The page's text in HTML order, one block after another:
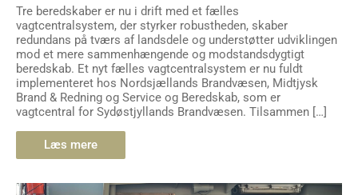
Tre beredskaber er nu i drift med et fælles
vagtcentralsystem, der styrker robustheden, skaber
redundans på tværs af landsdele og understøtter udviklingen
mod et mere sammenhængende og modstandsdygtigt
beredskab. Et nyt fælles vagtcentralsystem er nu fuldt
implementeret hos Nordsjællands Brandvæsen, Midtjysk
Brand & Redning og Service og Beredskab, som er
vagtcentral for Sydøstjyllands Brandvæsen. Tilsammen […]
Læs mere